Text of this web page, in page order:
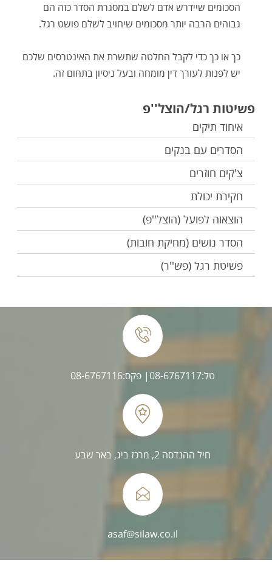
הסכומים שיידרש אדם לשלם במסגרת הסדר כזה הם
גבוהים הרבה יותר מסכומים שיחויב לשלם פושט רגל.
כך או כך כדי לקבל החלטה שתשרת את האינטרסים שלכם
יש לפנות לעורך דין מומחה ובעל ניסיון בתחום זה.
פשיטות רגל/הוצל''פ
איחוד תיקים
הסדרים עם בנקים
צ'קים חוזרים
חקירת יכולת
הוצאוה לפועל (הוצל''פ)
הסדר נושים (מחיקת חובות)
פשיטת רגל (פש''ר)
טל:08-6767117 | פקס:08-6767116
חיל ההנדסה 2, מרכז ביג, באר שבע
asaf@silaw.co.il